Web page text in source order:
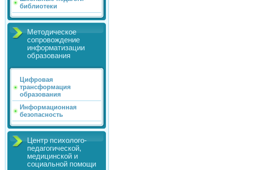
библиотеки
Методическое
сопровождение
информатизации
образования
Цифровая
трансформация
образования
Информационная
безопасность
Центр психолого-
педагогической,
медицинской и
социальной помощи